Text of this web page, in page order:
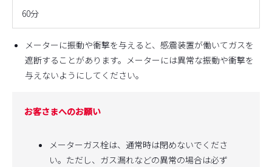
60分
メーターに振動や衝撃を与えると、感震装置が働いてガスを
遮断することがあります。メーターには異常な振動や衝撃を
与えないようにしてください。
お客さまへのお願い
メーターガス栓は、通常時は閉めないでくださ
い。ただし、ガス漏れなどの異常の場合は必ず